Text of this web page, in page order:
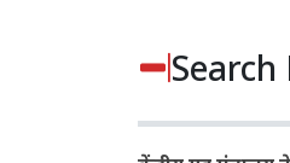
Search